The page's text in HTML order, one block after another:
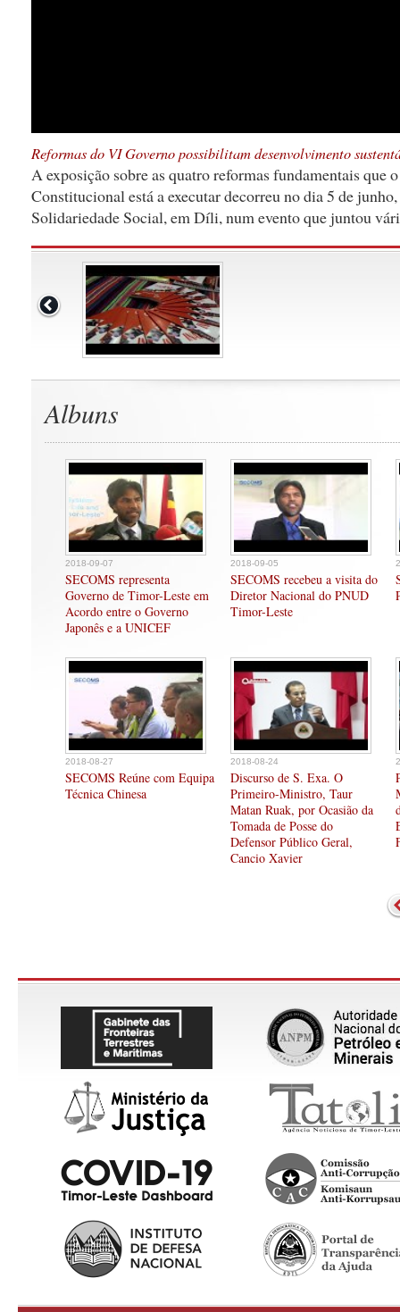
Reformas do VI Governo possibilitam desenvolvimento
A exposição sobre as quatro reformas fundamentais que
Constitucional está a executar decorreu no dia 5 de
Solidariedade Social, em Díli, num evento que juntou
Albuns
2018-09-07
SECOMS representa
Governo de Timor-Leste em
Acordo entre o Governo
Japonês e a UNICEF
2018-09-05
SECOMS recebeu a visita do
Diretor Nacional do PNUD
Timor-Leste
2018-08-27
SECOMS Reúne com Equipa
Técnica Chinesa
2018-08-24
Discurso de S. Exa. O
Primeiro-Ministro, Taur
Matan Ruak, por Ocasião da
Tomada de Posse do
Defensor Público Geral,
Cancio Xavier